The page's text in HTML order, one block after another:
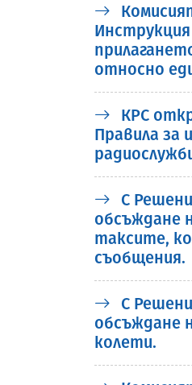
относно
КРС
Правила за
С
обсъждане
таксите,
съобщения.
С
обсъждане
колети.